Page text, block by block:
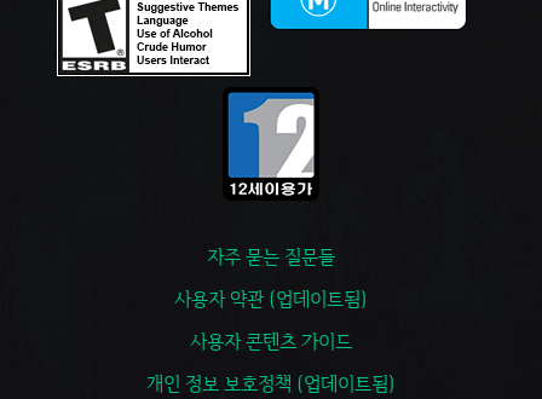
자주 묻는 질문들
사용자 약관 (업데이트됨)
사용자 콘텐츠 가이드
개인 정보 보호정책 (업데이트됨)